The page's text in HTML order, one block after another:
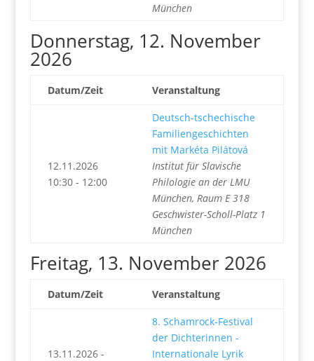
München
Donnerstag, 12. November
2026
Datum/Zeit Veranstaltung
12.11.2026
10:30 - 12:00
Deutsch-tschechische
Familiengeschichten
mit Markéta Pilátová
Institut für Slavische
Philologie an der LMU
München, Raum E 318
Geschwister-Scholl-Platz 1
München
Freitag, 13. November 2026
Datum/Zeit Veranstaltung
13.11.2026 -
8. Schamrock-Festival
der Dichterinnen -
Internationale Lyrik